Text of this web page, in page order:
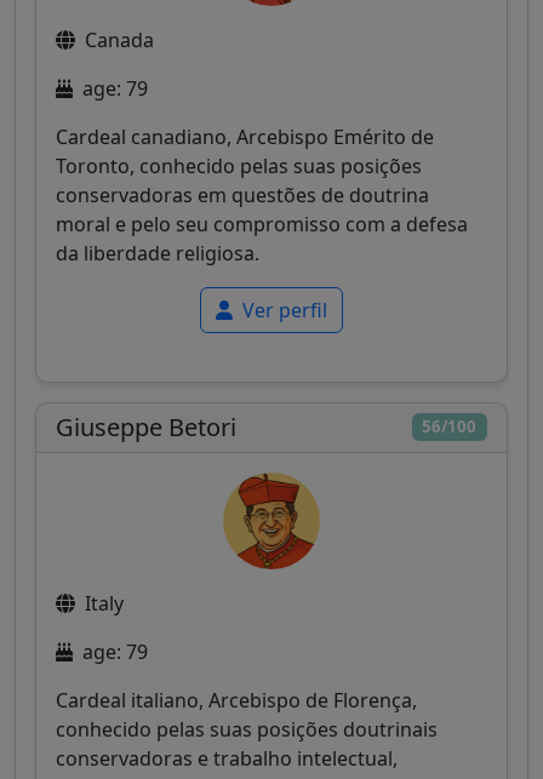
Canada
age: 79
Cardeal canadiano, Arcebispo Emérito de
Toronto, conhecido pelas suas posições
conservadoras em questões de doutrina
moral e pelo seu compromisso com a defesa
da liberdade religiosa.
Ver perfil
56/100
Giuseppe Betori
Italy
age: 79
Cardeal italiano, Arcebispo de Florença,
conhecido pelas suas posições doutrinais
conservadoras e trabalho intelectual,